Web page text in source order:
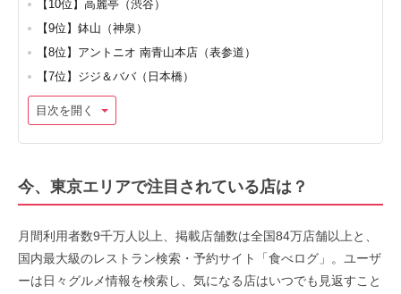
【10位】高麗亭（渋谷）
【9位】鉢山（神泉）
【8位】アントニオ 南青山本店（表参道）
【7位】ジジ＆ババ（日本橋）
目次を開く
今、東京エリアで注目されている店は？
月間利用者数9千万人以上、掲載店舗数は全国84万店舗以上と、
国内最大級のレストラン検索・予約サイト「食べログ」。ユーザ
ーは日々グルメ情報を検索し、気になる店はいつでも見返すこと